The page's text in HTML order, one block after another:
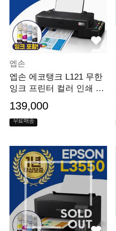
엡손
엡손 에코탱크 L121 무한
잉크 프린터 컬러 인쇄 지
139,000
무료배송